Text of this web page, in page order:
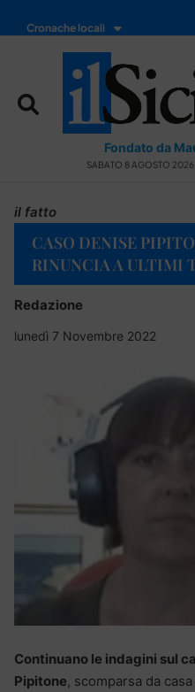
Cronache locali
Fondato da
SABATO 8 AGOSTO
il fatto
CASO DENISE
RINUNCIA A ULTIMI
Redazione
lunedì 7 Novembre 2022
Continuano le indagini sul
Pipitone, scomparsa da